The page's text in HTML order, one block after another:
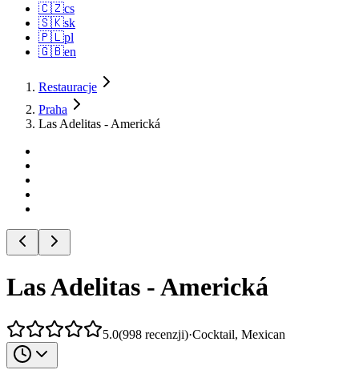
🇨🇿cs
🇸🇰sk
🇵🇱pl
🇬🇧en
Restauracje
Praha
Las Adelitas - Americká
Las Adelitas - Americká
5.0(998 recenzji)·Cocktail, Mexican